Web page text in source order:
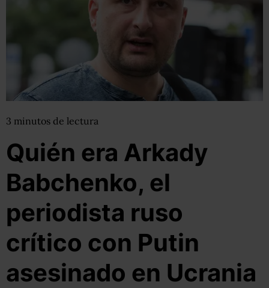
3 minutos de lectura
Quién era Arkady
Babchenko, el
periodista ruso
crítico con Putin
asesinado en Ucrania